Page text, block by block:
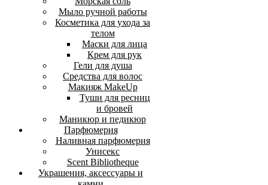
Мыло ручной работы
Косметика для ухода за
телом
Маски для лица
Крем для рук
Гели для душа
Средства для волос
Макияж MakeUp
Туши для ресниц
и бровей
Маникюр и педикюр
Парфюмерия
Наливная парфюмерия
Унисекс
Scent Bibliotheque
Украшения, аксессуары и